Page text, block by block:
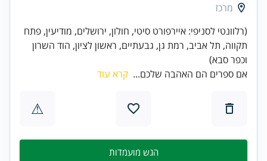
מרכז
(רלוונטי לסניפי: איירפורט סיטי, חולון, ירושלים, מודיעין, פתח
תקווה, תל אביב, רמת גן, גבעתיים, ראשון לציון, הוד השרון
וכפר סבא)
אם ספרים הם האהבה שלכם... קרא עוד
⚠
הגש מועמדות